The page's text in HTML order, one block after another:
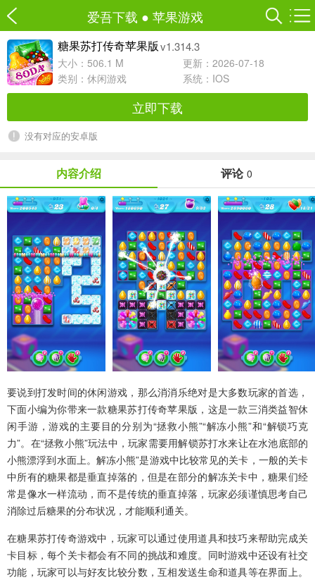
爱吾下载 ● 苹果游戏
糖果苏打传奇苹果版 v1.314.3
大小：506.1 M
更新：2026-07-18
类别： 休闲游戏 系统：IOS
立即下载
没有对应的安卓版
内容介绍 评论 0
要说到打发时间的休闲游戏，那么消消乐绝对是大多数玩家的首选，
下面小编为你带来一款糖果苏打传奇苹果版 ，这是一款三消类益智休
闲手游，游戏的主要目的分别为“拯救小熊”“解冻小熊”和“解锁巧克
力”。在“拯救小熊”玩法中，玩家需要用解锁苏打水来让在水池底部的
小熊漂浮到水面上。解冻小熊”是游戏中比较常见的关卡，一般的关卡
中所有的糖果都是垂直掉落的，但是在部分的解冻关卡中，糖果们经
常是像水一样流动，而不是传统的垂直掉落，玩家必须谨慎思考自己
消除过后糖果的分布状况，才能顺利通关。
在糖果苏打传奇游戏中，玩家可以通过使用道具和技巧来帮助完成关
卡目标，每个关卡都会有不同的挑战和难度。同时游戏中还设有社交
功能，玩家可以与好友比较分数，互相发送生命和道具等在界面上。